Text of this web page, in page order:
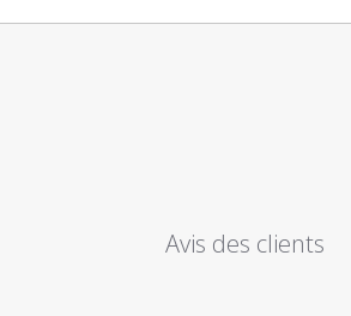
Avis des clients